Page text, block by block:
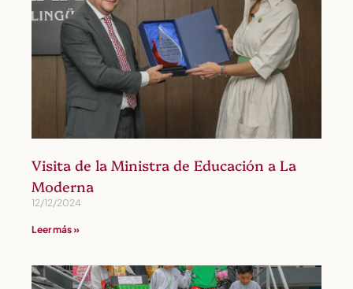
Visita de la Ministra de Educación a La
Moderna
12/12/2024
Leer más »